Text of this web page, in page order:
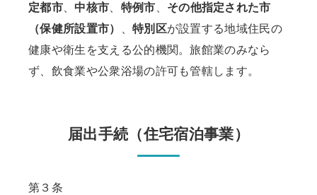
定都市、 中核市 特例市
その他指定された市
（保健所設置市）
特別区が設置する地域住民の
健康や衛生を支える公的機関。旅館業のみなら
ず、飲食業や公衆浴場の許可も管轄します。
届出手続（住宅宿泊事業）
第３条